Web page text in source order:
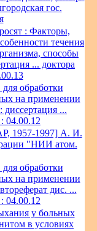
гос.
: Факторы,
течения
способы
... доктора
для обработки
на применении
...
04.00.12
1957-1997] А. И.
"НИИ атом.
для обработки
на применении
дис. ...
04.00.12
у больных
в условиях